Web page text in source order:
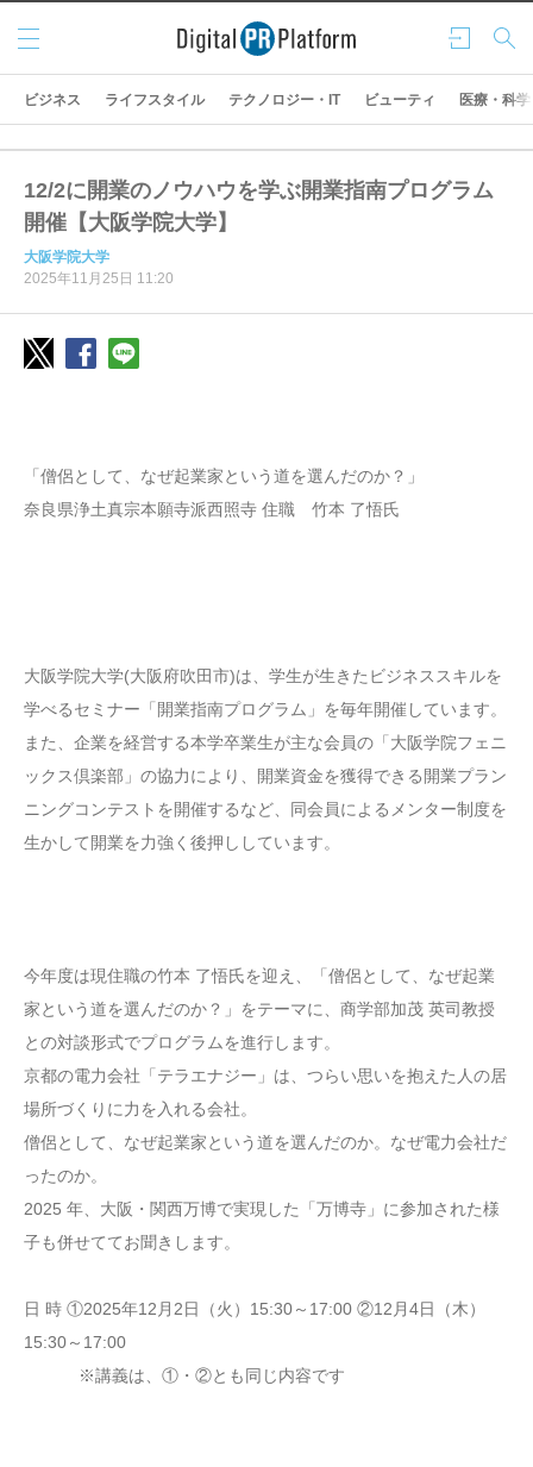
ログ
イン
検索
メニ
ュー
ビジネス ライフスタイル テクノロジー・IT ビューティ 医療・科学
12/2に開業のノウハウを学ぶ開業指南プログラム
開催【大阪学院大学】
大阪学院大学
2025年11月25日 11:20
「僧侶として、なぜ起業家という道を選んだのか？」
奈良県浄土真宗本願寺派西照寺 住職 竹本 了悟氏
大阪学院大学(大阪府吹田市)は、学生が生きたビジネススキルを
学べるセミナー「開業指南プログラム」を毎年開催しています。
また、企業を経営する本学卒業生が主な会員の「大阪学院フェニ
ックス倶楽部」の協力により、開業資金を獲得できる開業プラン
ニングコンテストを開催するなど、同会員によるメンター制度を
生かして開業を力強く後押ししています。
今年度は現住職の竹本 了悟氏を迎え、「僧侶として、なぜ起業
家という道を選んだのか？」をテーマに、商学部加茂 英司教授
との対談形式でプログラムを進行します。
京都の電力会社「テラエナジー」は、つらい思いを抱えた人の居
場所づくりに力を入れる会社。
僧侶として、なぜ起業家という道を選んだのか。なぜ電力会社だ
ったのか。
2025 年、大阪・関西万博で実現した「万博寺」に参加された様
子も併せててお聞きします。
日 時 ①2025年12月2日（火）15:30～17:00 ②12月4日（木）
15:30～17:00
※講義は、①・②とも同じ内容です